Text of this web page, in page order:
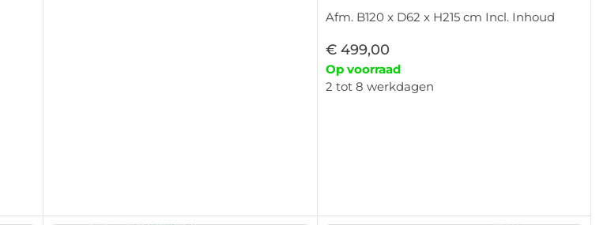
Afm. B120 x D62 x H215 cm Incl. Inhoud
€499,00
Op voorraad
2 tot 8 werkdagen